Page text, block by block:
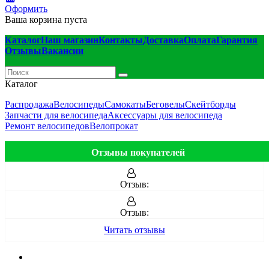
Оформить
Ваша корзина пуста
КаталогНаш магазинКонтактыДоставкаОплатаГарантия
ОтзывыВакансии
Каталог
РаспродажаВелосипедыСамокатыБеговелыСкейтборды
Запчасти для велосипедаАксессуары для велосипеда
Ремонт велосипедовВелопрокат
Отзывы покупателей
Отзыв:
Отзыв:
Читать отзывы